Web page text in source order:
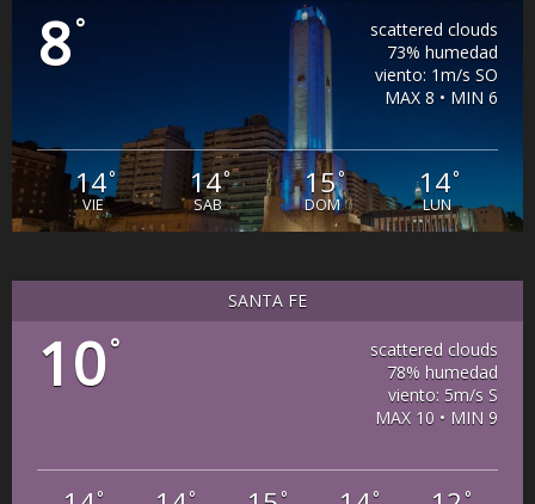
8°
scattered clouds
73% humedad
viento: 1m/s SO
MAX 8 • MIN 6
14°
VIE
14°
SAB
15°
DOM
14°
LUN
SANTA FE
10°
scattered clouds
78% humedad
viento: 5m/s S
MAX 10 • MIN 9
° ° ° ° °